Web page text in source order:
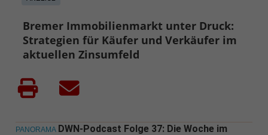
Bremer Immobilienmarkt unter Druck:
Strategien für Käufer und Verkäufer im
aktuellen Zinsumfeld
PANORAMA DWN-Podcast Folge 37: Die Woche im